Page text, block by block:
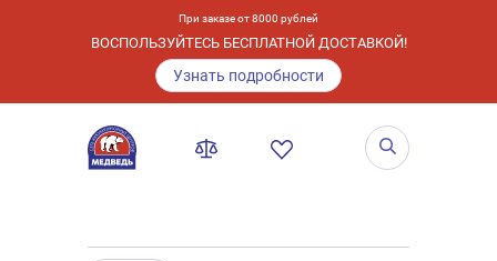
При заказе от 8000 рублей
ВОСПОЛЬЗУЙТЕСЬ БЕСПЛАТНОЙ ДОСТАВКОЙ!
Узнать подробности